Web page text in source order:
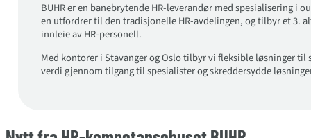
BUHR er en banebrytende HR-leverandør med spesialisering i
en utfordrer til den tradisjonelle HR-avdelingen, og tilbyr et 3.
innleie av HR-personell.
Med kontorer i Stavanger og Oslo tilbyr vi fleksible løsninger
verdi gjennom tilgang til spesialister og skreddersydde